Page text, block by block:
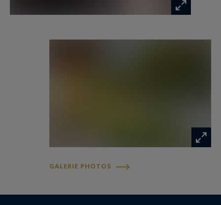
baignées de lumière tout au long de la journée.
La résidence de standing dispose d’une piscine
à pied, un privilège rare dans ce secteur ultra
GALERIE PHOTOS